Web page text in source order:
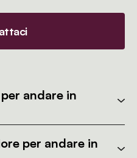
andare in
per andare in